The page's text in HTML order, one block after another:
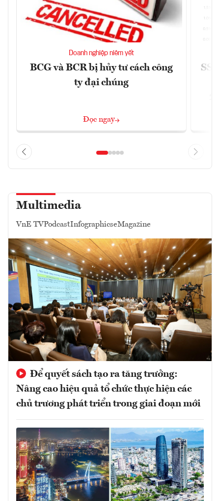
Doanh nghiệp niêm yết
BCG và BCR bị hủy tư cách công
ty đại chúng
Đọc ngay
SSI
Multimedia
VnE TVPodcastInfographicseMagazine
Để quyết sách tạo ra tăng trưởng:
Nâng cao hiệu quả tổ chức thực hiện các
chủ trương phát triển trong giai đoạn mới